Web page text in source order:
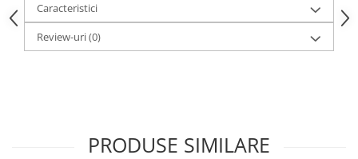
Caracteristici
Review-uri(0)
PRODUSE SIMILARE